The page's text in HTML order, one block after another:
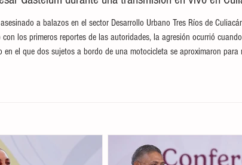
a balazos en el sector Desarrollo Urbano Tres Ríos de
los primeros reportes de las autoridades, la agresión ocurrió cuando
el que dos sujetos a bordo de una motocicleta se aproximaron para